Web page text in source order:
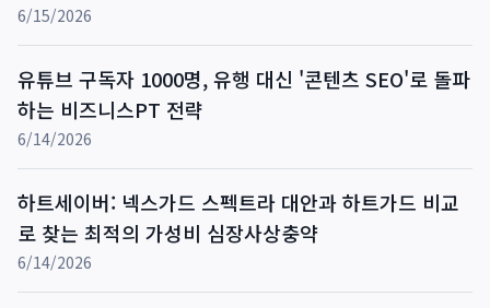
6/15/2026
유튜브 구독자 1000명, 유행 대신 '콘텐츠 SEO'로 돌파
하는 비즈니스PT 전략
6/14/2026
하트세이버: 넥스가드 스펙트라 대안과 하트가드 비교
로 찾는 최적의 가성비 심장사상충약
6/14/2026